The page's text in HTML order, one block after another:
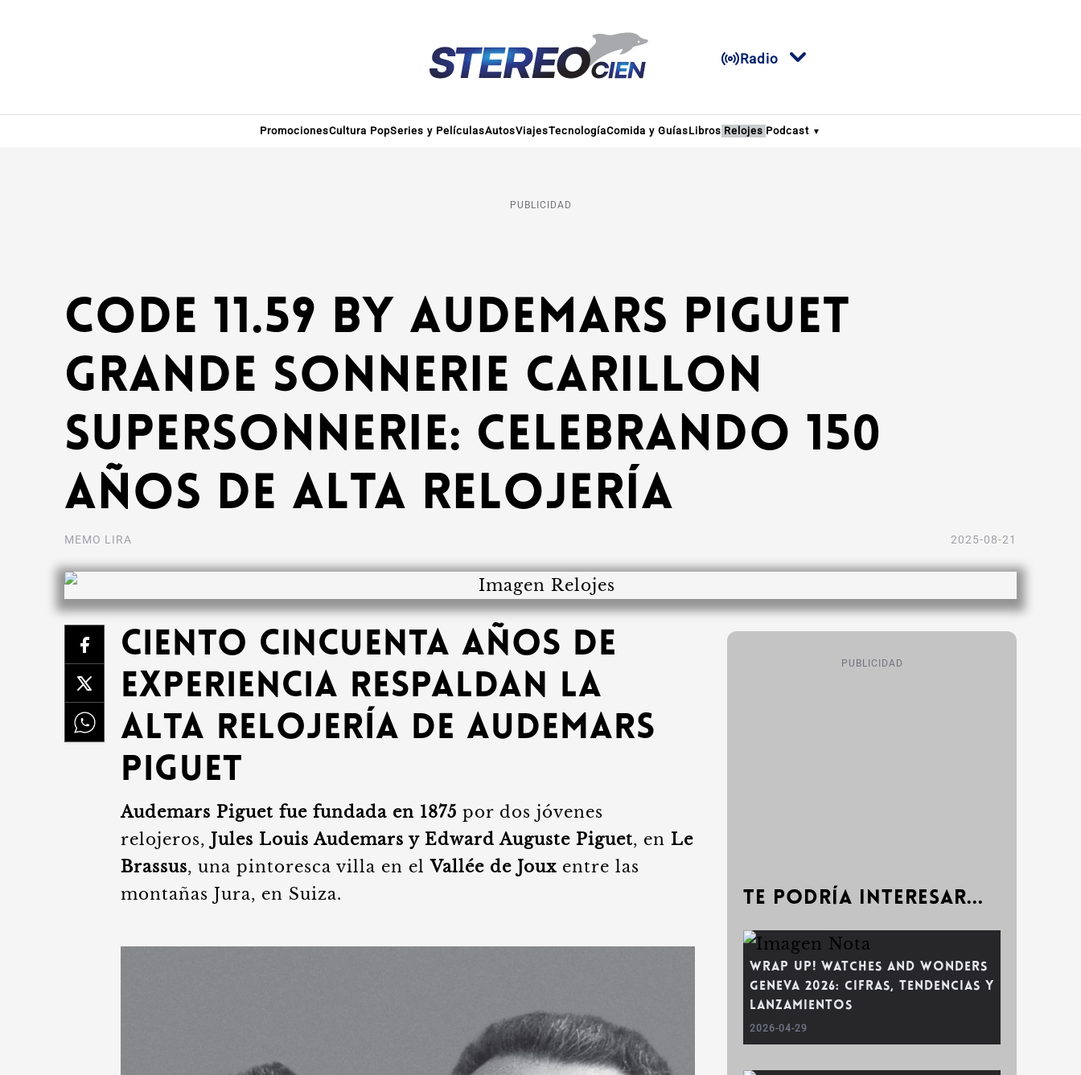
Radio
PromocionesCultura PopSeries y PelículasAutosViajesTecnologíaComida y GuíasLibros Relojes Podcast
PUBLICIDAD
Code 11.59 by Audemars Piguet
Grande Sonnerie Carillon
Supersonnerie: celebrando 150
años de alta relojería
MEMO LIRA 2025-08-21
Ciento cincuenta años de
experiencia respaldan la
alta relojería de Audemars
Piguet
Audemars Piguet fue fundada en 1875 por dos jóvenes
relojeros, Jules Louis Audemars y Edward Auguste Piguet, en Le
Brassus, una pintoresca villa en elVallée de Joux entre las
montañas Jura, en Suiza.
PUBLICIDAD
Te podría interesar...
Wrap up! Watches and Wonders
Geneva 2026: cifras, tendencias y
lanzamientos
2026-04-29